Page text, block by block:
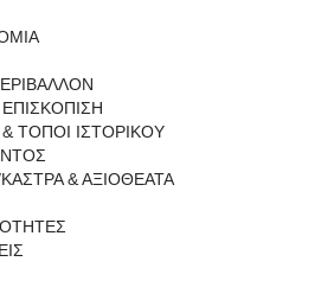
ΤΟΠΟΙ ΙΣΤΟΡΙΚΟΥ
& ΑΞΙΟΘΕΑΤΑ